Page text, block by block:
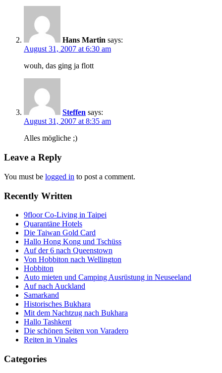
Hans Martin says:
August 31, 2007 at 6:30 am
wouh, das ging ja flott
Steffen says:
August 31, 2007 at 8:35 am
Alles mögliche ;)
Leave a Reply
You must be logged in to post a comment.
Recently Written
9floor Co-Living in Taipei
Quarantäne Hotels
Die Taiwan Gold Card
Hallo Hong Kong und Tschüss
Auf der 6 nach Queenstown
Von Hobbiton nach Wellington
Hobbiton
Auto mieten und Camping Ausrüstung in Neuseeland
Auf nach Auckland
Samarkand
Historisches Bukhara
Mit dem Nachtzug nach Bukhara
Hallo Tashkent
Die schönen Seiten von Varadero
Reiten in Vinales
Categories